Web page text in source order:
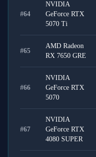
#64
NVIDIA
GeForce RTX
5070 Ti
#65
AMD Radeon
RX 7650 GRE
#66
NVIDIA
GeForce RTX
5070
#67
NVIDIA
GeForce RTX
4080 SUPER